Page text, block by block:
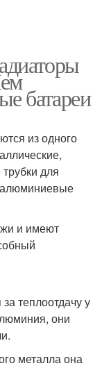
батареи
из одного
для
алюминиевые
и имеют
теплоотдачу у
они
металла она